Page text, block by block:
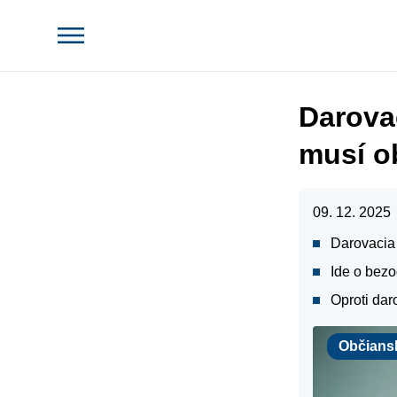
musí
09. 12. 2025
Ide o
Oproti
Právo